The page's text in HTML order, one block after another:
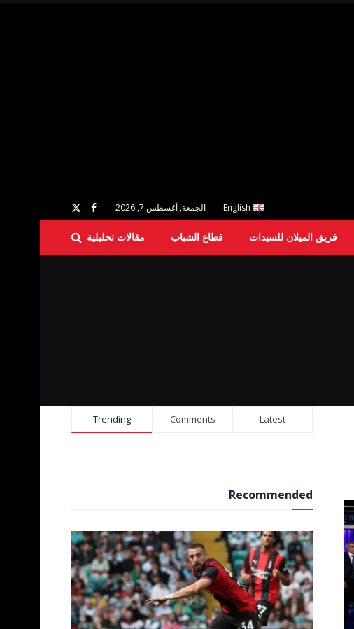
English الجمعة, أغسطس 7, 2026
فريق الميلان للسيدات قطاع الشباب مقالات تحليلية
Trending Comments Latest
Recommended